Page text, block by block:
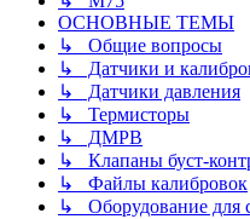
ОСНОВНЫЕ ТЕМЫ
↳ Общие вопросы
↳ Датчики и
↳ Датчики давления
↳ Термисторы
↳ ДМРВ
↳ Клапаны буст-
↳ Файлы калибровок
↳ Оборудование для